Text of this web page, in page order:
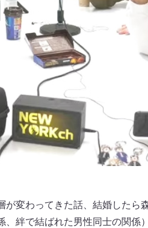
変わってきた話、結婚したら
絆で結ばれた男性同士の関係